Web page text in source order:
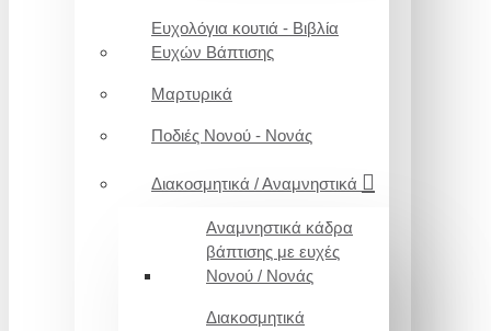
Ευχολόγια κουτιά - Βιβλία
Ευχών Βάπτισης
Μαρτυρικά
Ποδιές Νονού - Νονάς
Διακοσμητικά / Αναμνηστικά
Αναμνηστικά κάδρα
βάπτισης με ευχές
Νονού / Νονάς
Διακοσμητικά